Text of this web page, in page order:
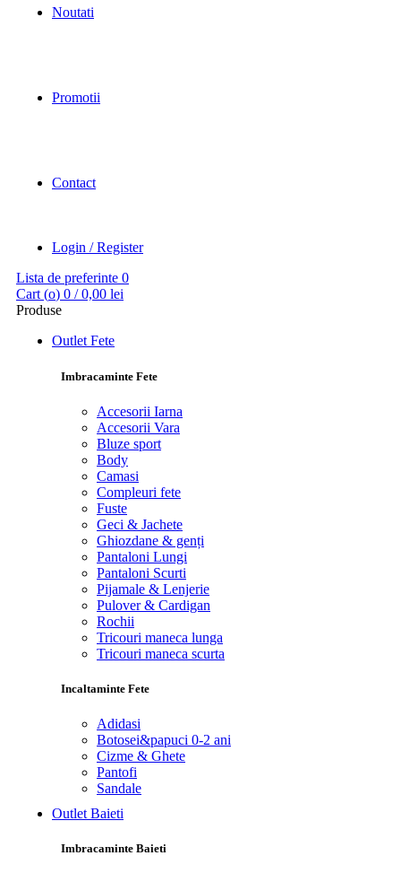
Noutati
Promotii
Contact
Login / Register
Lista de preferinte 0
Cart (o) 0 / 0,00 lei
Produse
Outlet Fete
Imbracaminte Fete
Accesorii Iarna
Accesorii Vara
Bluze sport
Body
Camasi
Compleuri fete
Fuste
Geci & Jachete
Ghiozdane & genți
Pantaloni Lungi
Pantaloni Scurti
Pijamale & Lenjerie
Pulover & Cardigan
Rochii
Tricouri maneca lunga
Tricouri maneca scurta
Incaltaminte Fete
Adidasi
Botosei&papuci 0-2 ani
Cizme & Ghete
Pantofi
Sandale
Outlet Baieti
Imbracaminte Baieti